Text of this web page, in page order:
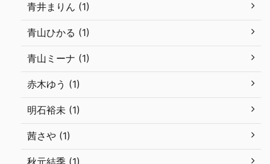
青井まりん (1)
青山ひかる (1)
青山ミーナ (1)
赤木ゆう (1)
明石裕未 (1)
茜さや (1)
秋元結季 (1)